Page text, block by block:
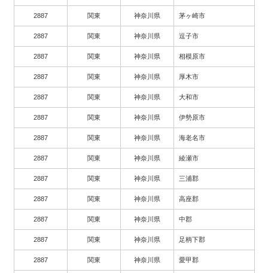
2887 関東 神奈川県 茅ヶ崎市
2887 関東 神奈川県 逗子市
2887 関東 神奈川県 相模原市
2887 関東 神奈川県 厚木市
2887 関東 神奈川県 大和市
2887 関東 神奈川県 伊勢原市
2887 関東 神奈川県 海老名市
2887 関東 神奈川県 綾瀬市
2887 関東 神奈川県 三浦郡
2887 関東 神奈川県 高座郡
2887 関東 神奈川県 中郡
2887 関東 神奈川県 足柄下郡
2887 関東 神奈川県 愛甲郡